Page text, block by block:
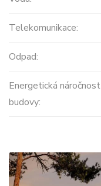
Telekomunikace:
Odpad:
Energetická náročnost
budovy: